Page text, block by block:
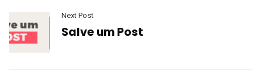
Next Post
Salve um Post